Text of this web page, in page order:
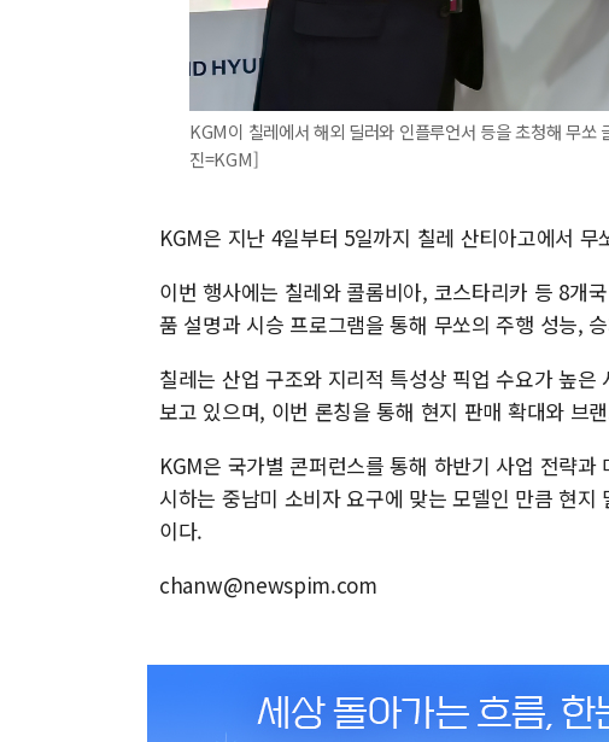
KGM이 칠레에서 해외 딜러와 인플루언서 등을 초청해 무
진=KGM]
KGM은 지난 4일부터 5일까지 칠레 산티아고에서
이번 행사에는 칠레와 콜롬비아, 코스타리카 등 8개
품 설명과 시승 프로그램을 통해 무쏘의 주행 성능,
칠레는 산업 구조와 지리적 특성상 픽업 수요가 높
보고 있으며, 이번 론칭을 통해 현지 판매 확대와 브
KGM은 국가별 콘퍼런스를 통해 하반기 사업 전략
시하는 중남미 소비자 요구에 맞는 모델인 만큼 현
이다.
chanw@newspim.com